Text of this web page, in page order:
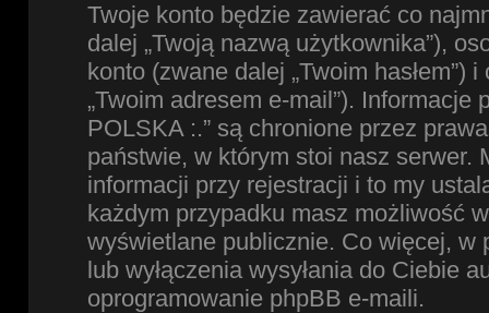
Twoje konto będzie zawierać co
dalej „Twoją nazwą użytkownika”),
konto (zwane dalej „Twoim
„Twoim adresem e-mail”).
POLSKA :.” są chronione przez
państwie, w którym stoi nasz serwer.
informacji przy rejestracji i to my
każdym przypadku masz możliwość
wyświetlane publicznie. Co więcej, w
lub wyłączenia wysyłania do Ciebie
oprogramowanie phpBB e-maili.